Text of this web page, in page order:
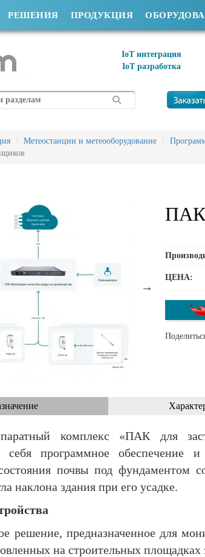
РЕШЕНИЯ ПРОДУКЦИЯ
IoT интеграция
IoT разработка
Метеостанции и метеооборудование
ПАК
ЦЕНА:
комплекс «ПАК для
программное обеспечение и
почвы под фундаментом
наклона здания при его усадке.
решение, предназначенное для
на строительных площадках